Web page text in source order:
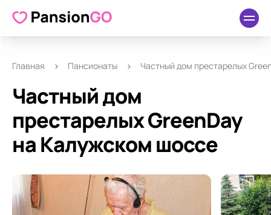
О пансионате Удобства Отзывы
Главная Пансионаты Частный дом престарелых
Частный дом
престарелых GreenDay
на Калужском шоссе